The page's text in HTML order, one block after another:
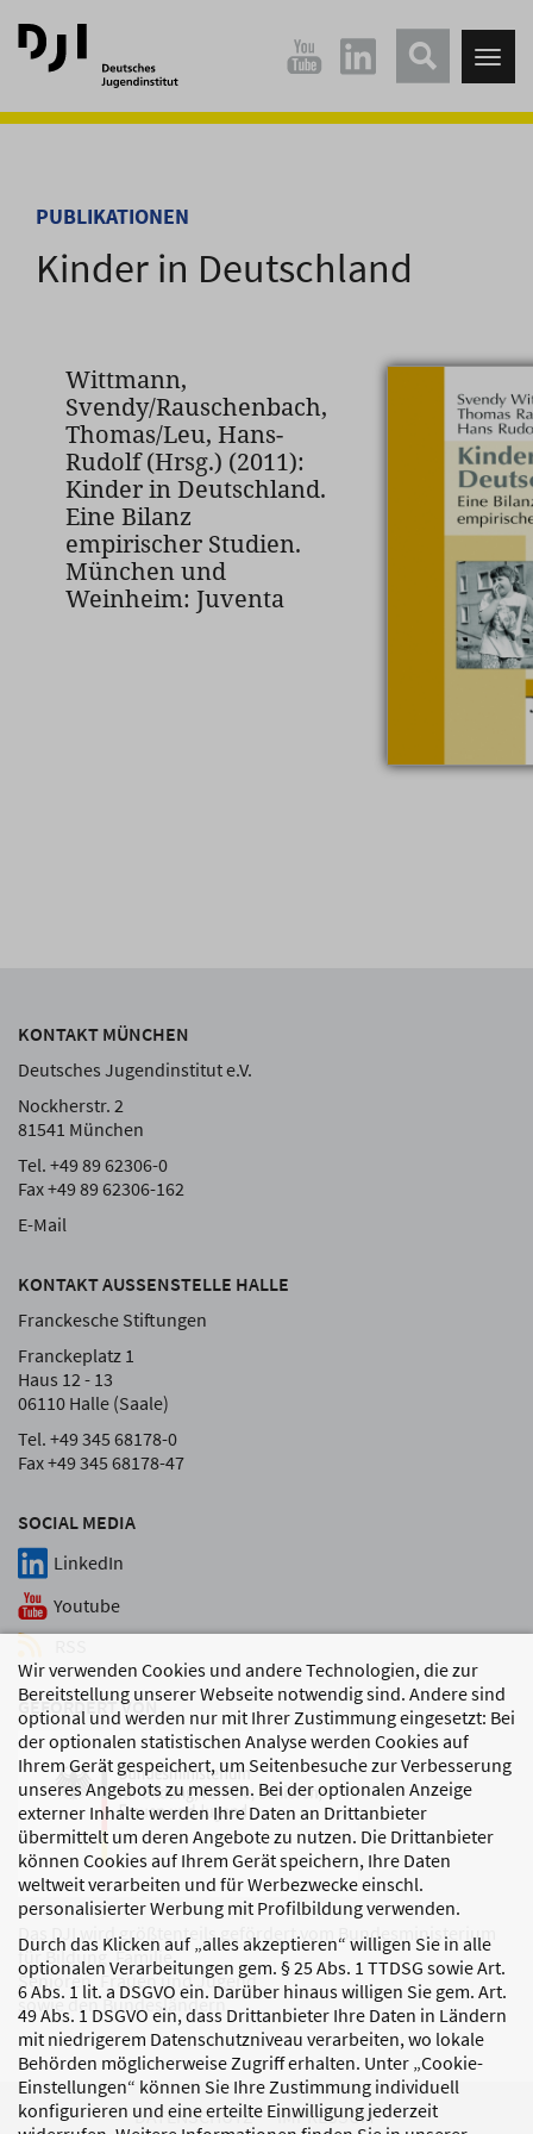
Direkt
zum
Hauptinhalt
Direkt
zum
Hauptmenü
Wir verwenden Cookies und andere Technologien, die zur
Bereitstellung unserer Webseite notwendig sind. Andere sind
optional und werden nur mit Ihrer Zustimmung eingesetzt: Bei
der optionalen statistischen Analyse werden Cookies auf
Ihrem Gerät gespeichert, um Seitenbesuche zur Verbesserung
unseres Angebots zu messen. Bei der optionalen Anzeige
externer Inhalte werden Ihre Daten an Drittanbieter
übermittelt um deren Angebote zu nutzen. Die Drittanbieter
können Cookies auf Ihrem Gerät speichern, Ihre Daten
weltweit verarbeiten und für Werbezwecke einschl.
personalisierter Werbung mit Profilbildung verwenden.
Durch das Klicken auf „alles akzeptieren“ willigen Sie in alle
optionalen Verarbeitungen gem. § 25 Abs. 1 TTDSG sowie Art.
6 Abs. 1 lit. a DSGVO ein. Darüber hinaus willigen Sie gem. Art.
49 Abs. 1 DSGVO ein, dass Drittanbieter Ihre Daten in Ländern
mit niedrigerem Datenschutzniveau verarbeiten, wo lokale
Behörden möglicherweise Zugriff erhalten. Unter „Cookie-
Einstellungen“ können Sie Ihre Zustimmung individuell
konfigurieren und eine erteilte Einwilligung jederzeit
PUBLIKATIONEN
Kinder in Deutschland
Wittmann,
Svendy/Rauschenbach,
Thomas/Leu, Hans-
Rudolf (Hrsg.) (2011):
Kinder in Deutschland.
Eine Bilanz
empirischer Studien.
München und
Weinheim: Juventa
SOCIAL MEDIA
LinkedIn
Youtube
KONTAKT MÜNCHEN
Deutsches Jugendinstitut e.V.
Nockherstr. 2
81541 München
Tel. +49 89 62306-0
Fax +49 89 62306-162
E-Mail
KONTAKT AUSSENSTELLE HALLE
Franckesche Stiftungen
Franckeplatz 1
Haus 12 - 13
06110 Halle (Saale)
Tel. +49 345 68178-0
Fax +49 345 68178-47
GEFÖRDERT VON
Das DJI wird größtenteils gefördert vom Bundesministerium
für Bildung, Familie,
Senioren, Frauen und Jugend
sowie den Bundesländern.
DATENSCHUTZ
IMPRESSUM